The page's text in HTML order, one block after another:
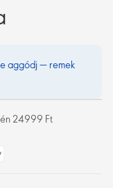
aggódj — remek
24999 Ft